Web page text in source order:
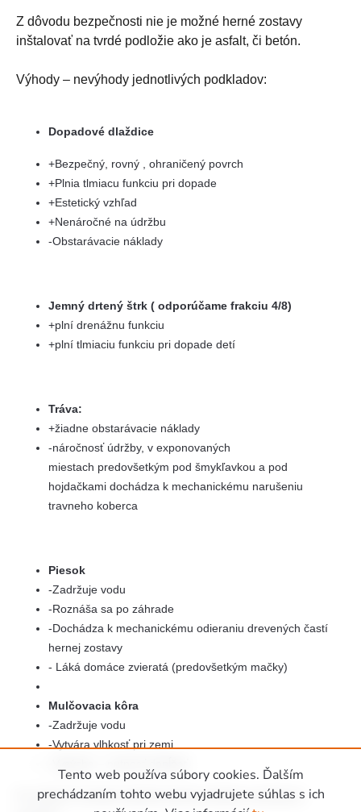
Tento web používa súbory cookies. Ďalším
prechádzaním tohto webu vyjadrujete súhlas s ich
Z dôvodu bezpečnosti nie je možné herné zostavy
inštalovať na tvrdé podložie ako je asfalt, či betón.
Výhody – nevýhody jednotlivých podkladov:
Dopadové dlaždice
+Bezpečný, rovný , ohraničený povrch
+Plnia tlmiacu funkciu pri dopade
+Estetický vzhľad
+Nenáročné na údržbu
-Obstarávacie náklady
Jemný drtený štrk ( odporúčame frakciu 4/8)
+plní drenážnu funkciu
+plní tlmiaciu funkciu pri dopade detí
Tráva:
+žiadne obstarávacie náklady
-náročnosť údržby, v exponovaných
miestach predovšetkým pod šmykľavkou a pod
hojdačkami dochádza k mechanickému narušeniu
travneho koberca
Piesok
-Zadržuje vodu
-Roznáša sa po záhrade
-Dochádza k mechanickému odieraniu drevených častí
hernej zostavy
- Láká domáce zvieratá (predovšetkým mačky)
Mulčovacia kôra
-Zadržuje vodu
-Vytvára vlhkosť pri zemi
Po relizácii montáže obdržíte daňový doklad a predávací